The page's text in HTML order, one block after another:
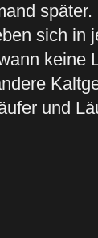
sich in
keine
und